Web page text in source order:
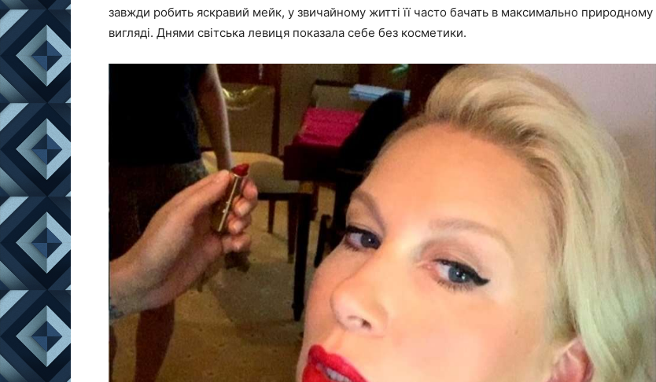
завжди робить яскравий мейк, у звичайному житті її часто бачать в максимально природному
вигляді. Днями світська левиця показала себе без косметики.